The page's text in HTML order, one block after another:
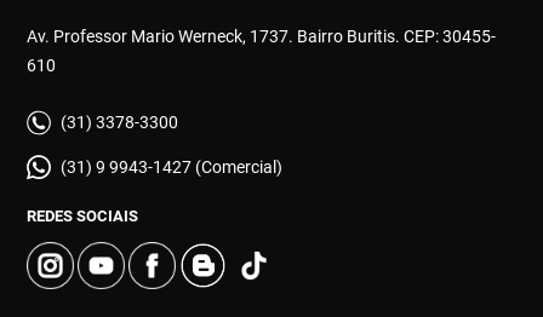
Av. Professor Mario Werneck, 1737. Bairro Buritis. CEP: 30455-
610
(31) 3378-3300
(31) 9 9943-1427 (Comercial)
REDES SOCIAIS